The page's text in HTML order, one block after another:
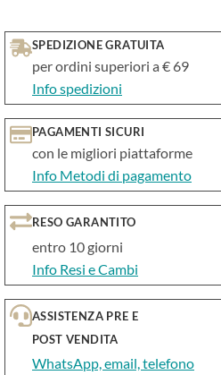
SPEDIZIONE GRATUITA
per ordini superiori a € 69
Info spedizioni
PAGAMENTI SICURI
con le migliori piattaforme
Info Metodi di pagamento
RESO GARANTITO
entro 10 giorni
Info Resi e Cambi
ASSISTENZA PRE E
POST VENDITA
WhatsApp, email, telefono